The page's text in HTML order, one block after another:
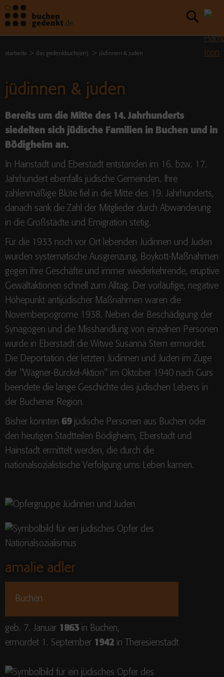
startseite das gedenkbuch(en) jüdinnen & juden
jüdinnen & juden
Bereits um die Mitte des 14. Jahrhunderts
siedelten sich jüdische Familien in Buchen und in
Bödigheim an.
In Hainstadt und Eberstadt entstanden im 16. bzw. 17.
Jahrhundert ebenfalls jüdische Gemeinden. Ihre
zahlenmäßige Blüte fiel in die Mitte des 19. Jahrhunderts,
danach sank die Zahl der Mitglieder durch Abwanderung
in die Großstädte und Emigration stetig.
Für die 1933 noch vor Ort lebenden Jüdinnen und Juden
wurden systematische Ausgrenzung, Boykott-Maßnahmen
gegen ihre Geschäfte und immer wiederkehrende, eruptive
Gewaltaktionen schnell zum Alltag. Der vorläufige, negative
Höhepunkt antijüdischer Maßnahmen waren die
Novemberpogrome 1938. Neben der Beschädigung der
Synagogen und die Misshandlung von einzelnen Personen
wurde in Eberstadt die Witwe Susanna Stern ermordet.
Die Deportation der letzten Jüdinnen und Juden im Zuge
der "Wagner-Bürckel-Aktion" im Oktober 1940 nach Gurs
beendete die lange Geschichte des jüdischen Lebens in
der Buchener Region.
Bisher konnten 69jüdische Personen aus Buchen oder
den heutigen Stadtteilen Bödigheim, Eberstadt und
Hainstadt ermittelt werden, die durch die
nationalsozialistische Verfolgung ums Leben kamen.
amalie adler
Buchen
geb. 7. Januar 1863 in Buchen,
ermordet 1. September 1942 in Theresienstadt